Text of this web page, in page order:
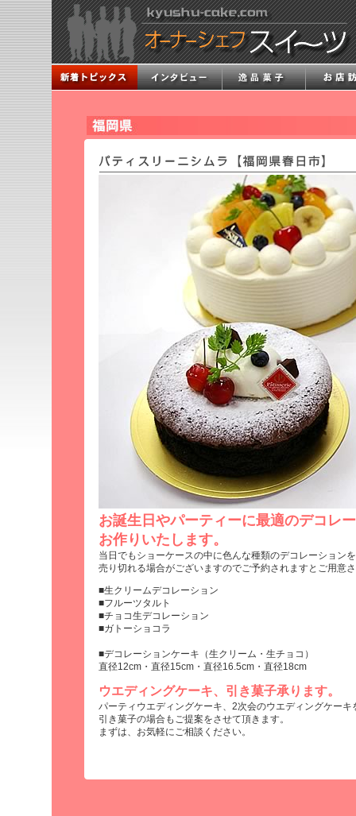
お誕生日やパーティーに最適のデコレ
お作りいたします。
当日でもショーケースの中に色んな種類のデコレーション
売り切れる場合がございますのでご予約されますとご用意
■生クリームデコレーション
■フルーツタルト
■チョコ生デコレーション
■ガトーショコラ
■デコレーションケーキ（生クリーム・生チョコ）
直径12cm・直径15cm・直径16.5cm・直径18cm
ウエディングケーキ、引き菓子承ります。
パーティウエディングケーキ、2次会のウエディングケーキ
引き菓子の場合もご提案をさせて頂きます。
まずは、お気軽にご相談ください。